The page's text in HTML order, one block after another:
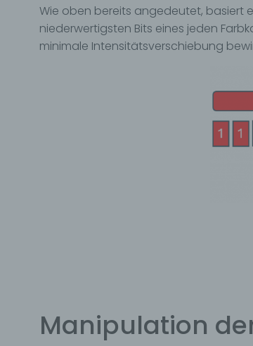
Wie oben bereits angedeutet, basiert
niederwertigsten Bits eines jeden
minimale Intensitätsverschiebung
Manipulation